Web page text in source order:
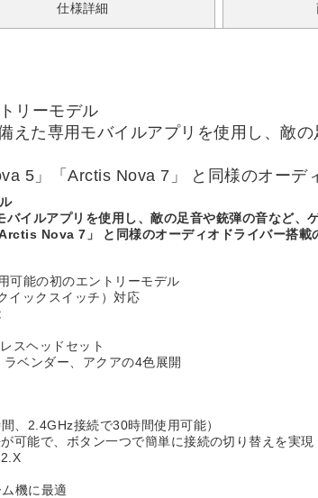
仕様詳細
リーモデル
えた専用モバイルアプリを使用し、敵
5」「Arctis Nova 7」 と同様のオーデ
イルアプリを使用し、敵の足音や銃弾の音など、
Nova 7」 と同様のオーディオドライバー搭載
可能の初のエントリーモデル
イックスイッチ）対応
スヘッドセット
ベンダー、アクアの4色展開
、2.4GHz接続で30時間使用可能）
可能で、ボタン一つで簡単に接続の切り替えを実
機に最適